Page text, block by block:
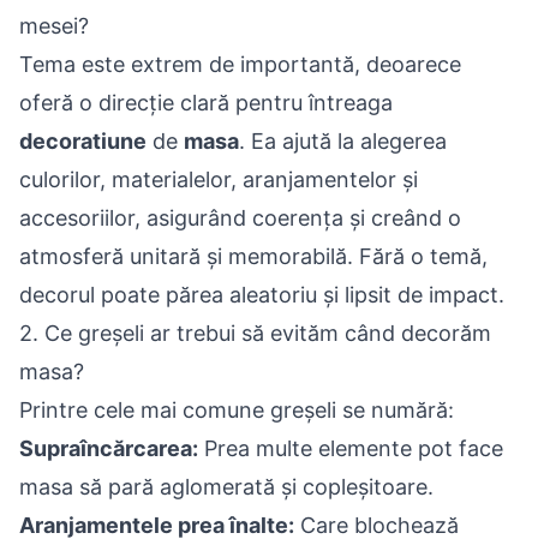
mesei?
Tema este extrem de importantă, deoarece
oferă o direcție clară pentru întreaga
decoratiune de masa. Ea ajută la alegerea
culorilor, materialelor, aranjamentelor și
accesoriilor, asigurând coerența și creând o
atmosferă unitară și memorabilă. Fără o temă,
decorul poate părea aleatoriu și lipsit de impact.
2. Ce greșeli ar trebui să evităm când decorăm
masa?
Printre cele mai comune greșeli se numără:
Supraîncărcarea: Prea multe elemente pot face
masa să pară aglomerată și copleșitoare.
Aranjamentele prea înalte: Care blochează